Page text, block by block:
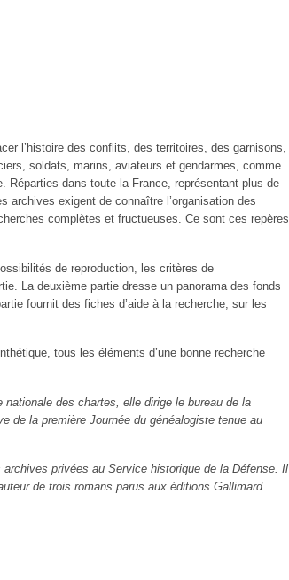
l’histoire des conflits, des territoires, des garnisons,
soldats, marins, aviateurs et gendarmes, comme
dans toute la France, représentant plus de
archives exigent de connaître l’organisation des
complètes et fructueuses. Ce sont ces repères
de reproduction, les critères de
La deuxième partie dresse un panorama des fonds
fournit des fiches d’aide à la recherche, sur les
tous les éléments d’une bonne recherche
nationale des chartes, elle dirige le bureau de la
de la première Journée du généalogiste tenue au
privées au Service historique de la Défense. Il
de trois romans parus aux éditions Gallimard.